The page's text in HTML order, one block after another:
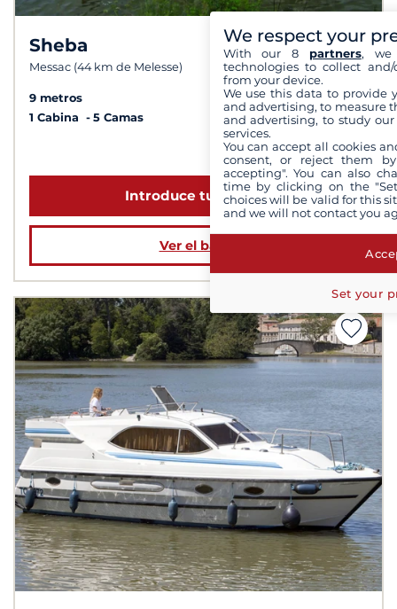
Sheba
Messac (44 km de Melesse)
7,9 /10
9 metros
1 Cabina
5 Camas
a partir de 1 139 €
Introduce tus fechas
Ver el barco
We respect your
With our 8 partners, we
technologies to collect
from your device.
We use this data to provide
and advertising, to measure
and advertising, to study
services.
You can accept all cookies
consent, or reject them
accepting". You can also
time by clicking on the
choices will be valid for this
and we will not contact you
Set your